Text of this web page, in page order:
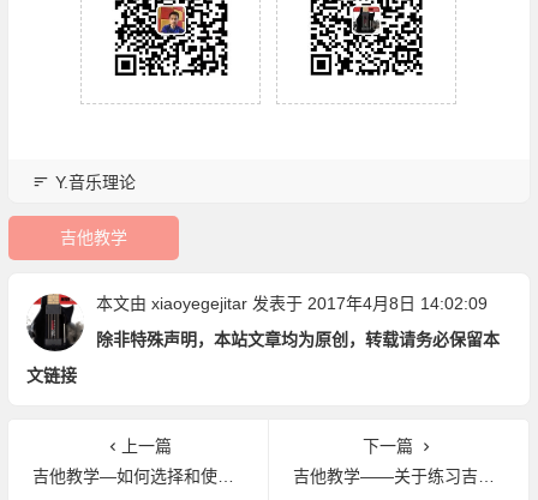
Y.音乐理论
吉他教学
本文由 xiaoyegejitar发表于 2017年4月8日 14:02:09
除非特殊声明，本站文章均为原创，转载请务必保留本
文链接
上一篇
吉他教学—如何选择和使用吉他拨片？
下一篇
吉他教学——关于练习吉他的6个提示